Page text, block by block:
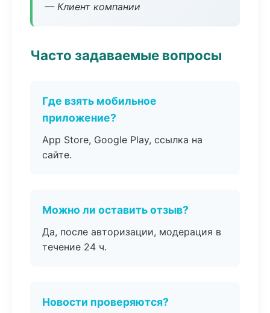
— Клиент компании
Часто задаваемые вопросы
Где взять мобильное
приложение?
App Store, Google Play, ссылка на
сайте.
Можно ли оставить отзыв?
Да, после авторизации, модерация в
течение 24 ч.
Новости проверяются?